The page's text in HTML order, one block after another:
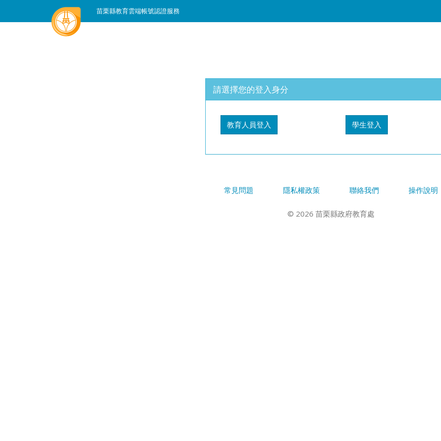
苗栗縣教育雲端帳號認證服務
請選擇您的登入身分
教育人員登入 學生登入
常見問題 隱私權政策 聯絡我們 操作說明
© 2026 苗栗縣政府教育處